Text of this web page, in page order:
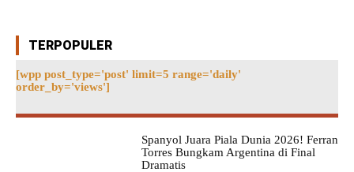
TERPOPULER
[wpp post_type='post' limit=5 range='daily'
order_by='views']
Spanyol Juara Piala Dunia 2026! Ferran
Torres Bungkam Argentina di Final
Dramatis